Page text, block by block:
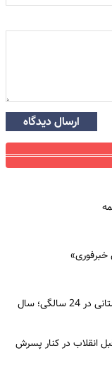
ارسال دیدگاه
خبرفوری»
سفر به گذشته؛ گوگوش با تیپ و استایل افغانستانی در 24 سالگی؛ سال
انقلاب در کنار پسرش